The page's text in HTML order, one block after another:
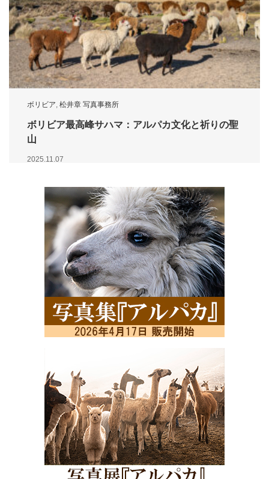
ボリビア, 松井章 写真事務所
ボリビア最高峰サハマ：アルパカ文化と祈りの聖
山
2025.11.07